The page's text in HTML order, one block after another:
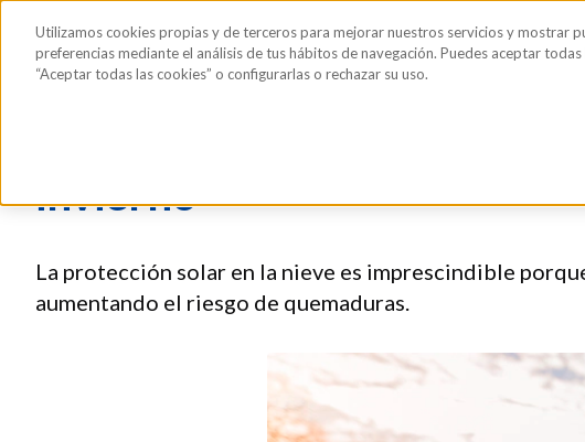
Todos los
productos
Sérum de pestañas y cejasGafas de SolHigiene íntima
Protector solar en la
invierno
La protección solar en la nieve es imprescindible
aumentando el riesgo de quemaduras.
Utilizamos cookies propias y de terceros para mejorar nuestros servicios y mostrar
preferencias mediante el análisis de tus hábitos de navegación. Puedes aceptar
“Aceptar todas las cookies” o configurarlas o rechazar su uso.